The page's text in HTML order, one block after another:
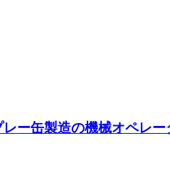
ー缶製造の機械オペレ